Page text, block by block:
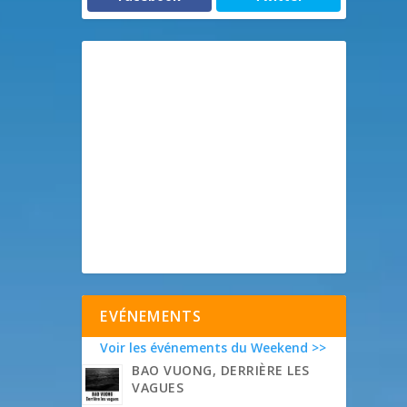
EVÉNEMENTS
Voir les événements du Weekend >>
BAO VUONG, DERRIÈRE LES
VAGUES